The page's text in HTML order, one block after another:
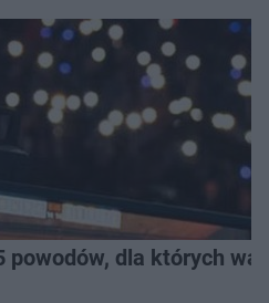
powodów, dla których